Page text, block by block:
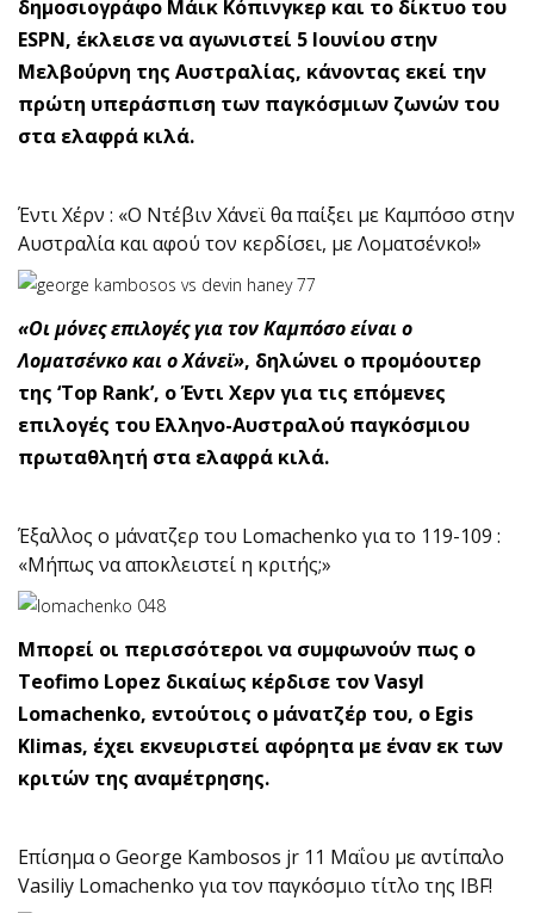
δημοσιογράφο Μάικ Κόπινγκερ και το δίκτυο του
ESPN, έκλεισε να αγωνιστεί 5 Ιουνίου στην
Μελβούρνη της Αυστραλίας, κάνοντας εκεί την
πρώτη υπεράσπιση των παγκόσμιων ζωνών του
στα ελαφρά κιλά.
Έντι Χέρν : «Ο Ντέβιν Χάνεϊ θα παίξει με Καμπόσο στην
Αυστραλία και αφού τον κερδίσει, με Λοματσένκο!»
«Οι μόνες επιλογές για τον Καμπόσο είναι ο
Λοματσένκο και ο Χάνεϊ», δηλώνει ο προμόουτερ
της ‘Top Rank’, ο Έντι Χερν για τις επόμενες
επιλογές του Ελληνο-Αυστραλού παγκόσμιου
πρωταθλητή στα ελαφρά κιλά.
Έξαλλος ο μάνατζερ του Lomachenko για το 119-109 :
«Μήπως να αποκλειστεί η κριτής;»
Μπορεί οι περισσότεροι να συμφωνούν πως ο
Teofimo Lopez δικαίως κέρδισε τον Vasyl
Lomachenko, εντούτοις ο μάνατζέρ του, ο Egis
Klimas, έχει εκνευριστεί αφόρητα με έναν εκ των
κριτών της αναμέτρησης.
Επίσημα ο George Kambosos jr 11 Μαΐου με αντίπαλο
Vasiliy Lomachenko για τον παγκόσμιο τίτλο της IBF!